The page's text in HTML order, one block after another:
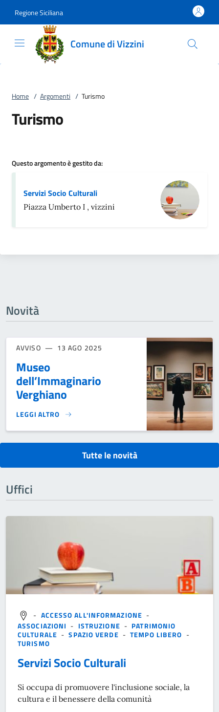
Regione Siciliana
Comune di Vizzini
Home / Argomenti / Turismo
Turismo
Questo argomento è gestito da:
Servizi Socio Culturali
Piazza Umberto I , vizzini
Novità
AVVISO 13 AGO 2025
Museo
dell’Immaginario
Verghiano
LEGGI ALTRO
MUSEO DELL’IMMAGINARIO VERGHIANO }
Tutte le novità
Uffici
- ACCESSO ALL'INFORMAZIONE -
ASSOCIAZIONI - ISTRUZIONE - PATRIMONIO
CULTURALE -SPAZIO VERDE -TEMPO LIBERO -
TURISMO
Servizi Socio Culturali
Si occupa di promuovere l'inclusione sociale, la
cultura e il benessere della comunità